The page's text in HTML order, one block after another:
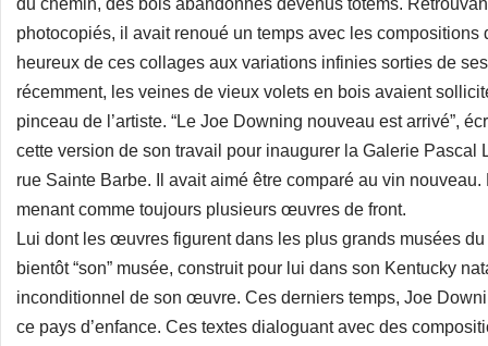
du chemin, des bois abandonnés devenus totems.
photocopiés, il avait renoué un temps avec les compositions
heureux de ces collages aux variations infinies sorties de
récemment, les veines de vieux volets en bois avaient
pinceau de l’artiste. “Le Joe Downing nouveau est arrivé”,
cette version de son travail pour inaugurer la Galerie Pascal
rue Sainte Barbe. Il avait aimé être comparé au vin
menant comme toujours plusieurs œuvres de front.
Lui dont les œuvres figurent dans les plus grands musées
bientôt “son” musée, construit pour lui dans son Kentucky
inconditionnel de son œuvre. Ces derniers temps, Joe
ce pays d’enfance. Ces textes dialoguant avec des